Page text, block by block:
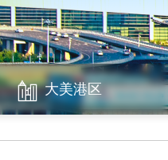
大美港区